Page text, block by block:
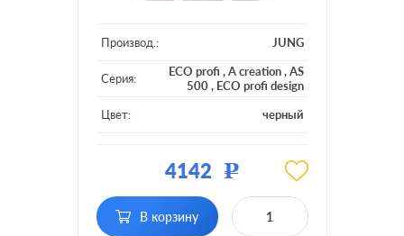
Производ.: JUNG
Серия: ECO profi ,A creation,AS
500, ECO profi design
Цвет:
черный
Включение:
поворотно-нажимной, с
возможностью
4142 Р
В корзину